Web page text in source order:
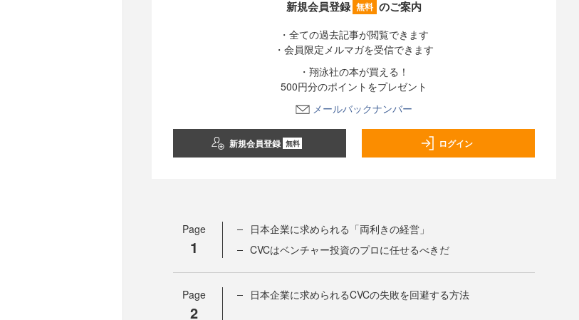
新規会員登録 無料 のご案内
・全ての過去記事が閲覧できます
・会員限定メルマガを受信できます
・翔泳社の本が買える！
500円分のポイントをプレゼント
メールバックナンバー
新規会員登録 無料 ログイン
Page
1
日本企業に求められる「両利きの経営」
CVCはベンチャー投資のプロに任せるべきだ
Page
2
日本企業に求められるCVCの失敗を回避する方法